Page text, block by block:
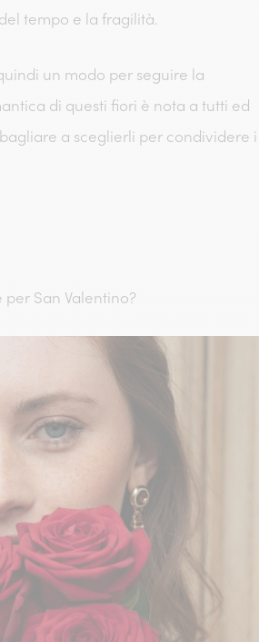
tempo e la fragilità.
un modo per seguire la
di questi fiori è nota a tutti ed
a sceglierli per condividere i
San Valentino?